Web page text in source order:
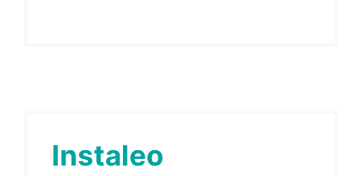
Instaleo